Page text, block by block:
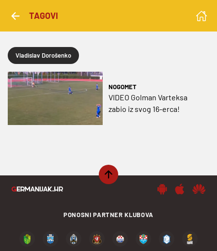
TAGOVI
Vladislav Dorošenko
NOGOMET
VIDEO Golman Varteksa
zabio iz svog 16-erca!
PONOSNI PARTNER KLUBOVA